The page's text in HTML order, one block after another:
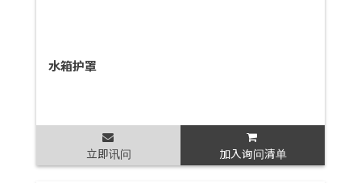
水箱护罩
立即讯问 加入询问清单